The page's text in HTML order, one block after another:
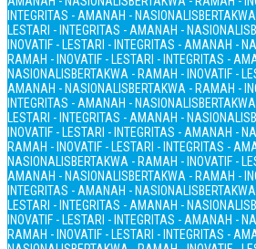
INTEGRITAS - AMANAH - NASIONALIS
LESTARI - INTEGRITAS - AMANAH - NASIONALIS
INOVATIF - LESTARI - INTEGRITAS - AMANAH -
RAMAH - INOVATIF - LESTARI - INTEGRITAS -
NASIONALISBERTAKWA - RAMAH - INOVATIF -
AMANAH - NASIONALISBERTAKWA - RAMAH -
INTEGRITAS - AMANAH - NASIONALIS
LESTARI - INTEGRITAS - AMANAH - NASIONALIS
INOVATIF - LESTARI - INTEGRITAS - AMANAH -
RAMAH - INOVATIF - LESTARI - INTEGRITAS -
NASIONALISBERTAKWA - RAMAH - INOVATIF -
AMANAH - NASIONALISBERTAKWA - RAMAH -
INTEGRITAS - AMANAH - NASIONALIS
LESTARI - INTEGRITAS - AMANAH - NASIONALIS
INOVATIF - LESTARI - INTEGRITAS - AMANAH -
RAMAH - INOVATIF - LESTARI - INTEGRITAS -